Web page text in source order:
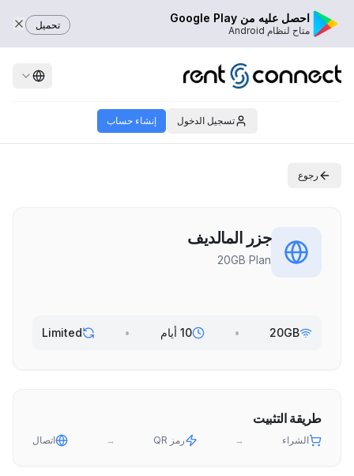
احصل عليه من Google Play
متاح لنظام Android تحميل
تسجيل الدخول إنشاء حساب
رجوع
جزر المالديف
20GB Plan
20GB
• 10 أيام •
Limited
طريقة التثبيت
الشراء → رمز QR → اتصال